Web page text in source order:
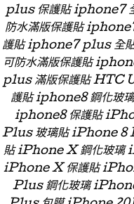
plus 保護貼 iphone7
防水滿版保護貼
護貼 iphone7 plus 全
可防水滿版保護貼
plus 滿版保護貼 HTC
護貼 iphone8 鋼化玻
iphone8 保護貼
Plus 玻璃貼 iPhone 8
貼 iPhone X 鋼化玻璃
iPhone X 保護貼
Plus 鋼化玻璃